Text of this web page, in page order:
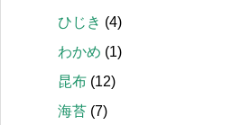
ひじき (4)
わかめ (1)
昆布 (12)
海苔 (7)